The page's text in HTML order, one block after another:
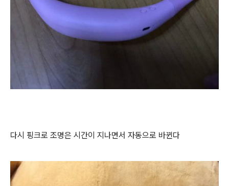
다시 핑크로 조명은 시간이 지나면서 자동으로 바뀐다